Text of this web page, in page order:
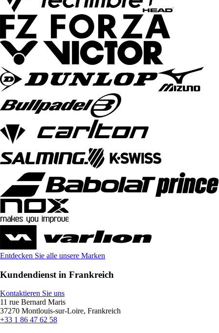
Entdecken Sie alle unsere Marken
Kundendienst in Frankreich
Kontaktieren Sie uns
11 rue Bernard Maris
37270 Montlouis-sur-Loire, Frankreich
+33 1 86 47 62 58